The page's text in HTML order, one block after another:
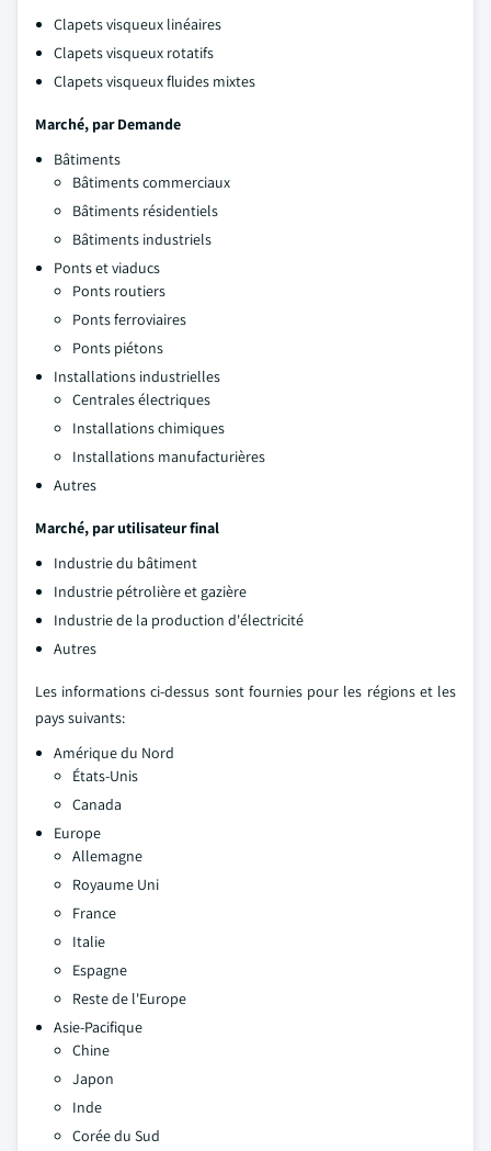
Clapets visqueux linéaires
Clapets visqueux rotatifs
Clapets visqueux fluides mixtes
Marché, par Demande
Bâtiments
Bâtiments commerciaux
Bâtiments résidentiels
Bâtiments industriels
Ponts et viaducs
Ponts routiers
Ponts ferroviaires
Ponts piétons
Installations industrielles
Centrales électriques
Installations chimiques
Installations manufacturières
Autres
Marché, par utilisateur final
Industrie du bâtiment
Industrie pétrolière et gazière
Industrie de la production d'électricité
Autres
Les informations ci-dessus sont fournies pour les régions et les
pays suivants:
Amérique du Nord
États-Unis
Canada
Europe
Allemagne
Royaume Uni
France
Italie
Espagne
Reste de l'Europe
Asie-Pacifique
Chine
Japon
Inde
Corée du Sud